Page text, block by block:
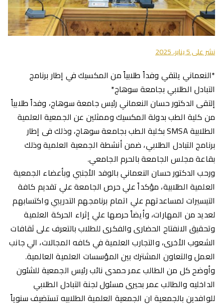
نشر على5 يناير، 2025
*النعماني يلتقي وفداً طلابياً من المكسيك في إطار برنامج
التبادل الطلابي بجامعة سوهاج*
إلتقى الدكتور حسان النعماني رئيس جامعة سوهاج، وفداً طلابياً
من كلية الطب بدولة المكسيك وممثلين عن الجمعية العلمية
الطلابية SMSA بكلية الطب بجامعة سوهاج، وذلك فى إطار
برنامج التبادل الطلابي، ضمن أنشطة الجمعية العلمية وذلك
بقاعة مجلس الجامعة بالحرم الجامعي.
ورحب الدكتور حسان النعماني بالوفد الأجنبي وبأعضاء الجمعية
العلمية الطلابية، مؤكداً علي حرص الجامعة علي تقديم كافة
التيسيرات لمساعدتهم علي اتمام برنامجهم التدريبي واكتسابهم
لعديد من المهارات، وأيضاً حرصها علي إثراء الحركة العلمية
وتحقيق الانفتاح الحضارى والفكرى للطلاب بالتعرف على ثقافات
الشعوب الأخرى، والتجارب العلمية في كافه المجالات، الي جانب
العمل والتعاون المشترك بين المؤسسات العلمية العالمية.
وأوضح كل من الطالب عمر حمدى نائب رئيس الجمعية للشئون
الداخليه والطالب عمر بحيرى مسئول لجنة التبادل الطلابي
للوافدين بالجمعية ان الجمعية العلمية الطلابيه تستضيف سنوياً